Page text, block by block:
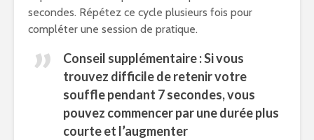
secondes. Répétez ce cycle plusieurs fois pour
compléter une session de pratique.
Conseil supplémentaire : Si vous
trouvez difficile de retenir votre
souffle pendant 7 secondes, vous
pouvez commencer par une durée plus
courte et l’augmenter